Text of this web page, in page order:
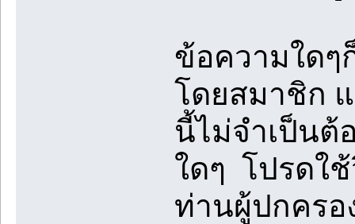
ข้อความใดๆ
โดยสมาชิก
นี้ไม่จำเป็นต้
ใดๆ โปรดใ
ท่านผู้ปกครอ